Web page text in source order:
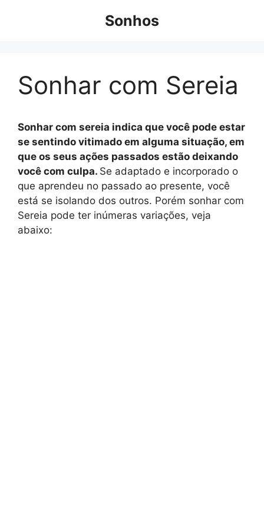
Sonhos
Sonhar com Sereia
Sonhar com sereia indica que você pode estar
se sentindo vitimado em alguma situação, em
que os seus ações passados ​​estão deixando
você com culpa. Se adaptado e incorporado o
que aprendeu no passado ao presente, você
está se isolando dos outros. Porém sonhar com
Sereia pode ter inúmeras variações, veja
abaixo: